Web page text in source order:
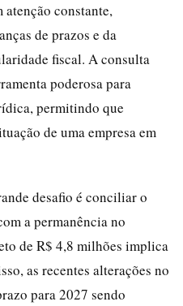
atenção constante,
de prazos e da
fiscal. A consulta
poderosa para
permitindo que
de uma empresa em
desafio é conciliar o
a permanência no
de R$ 4,8 milhões implica
as recentes alterações no
para 2027 sendo